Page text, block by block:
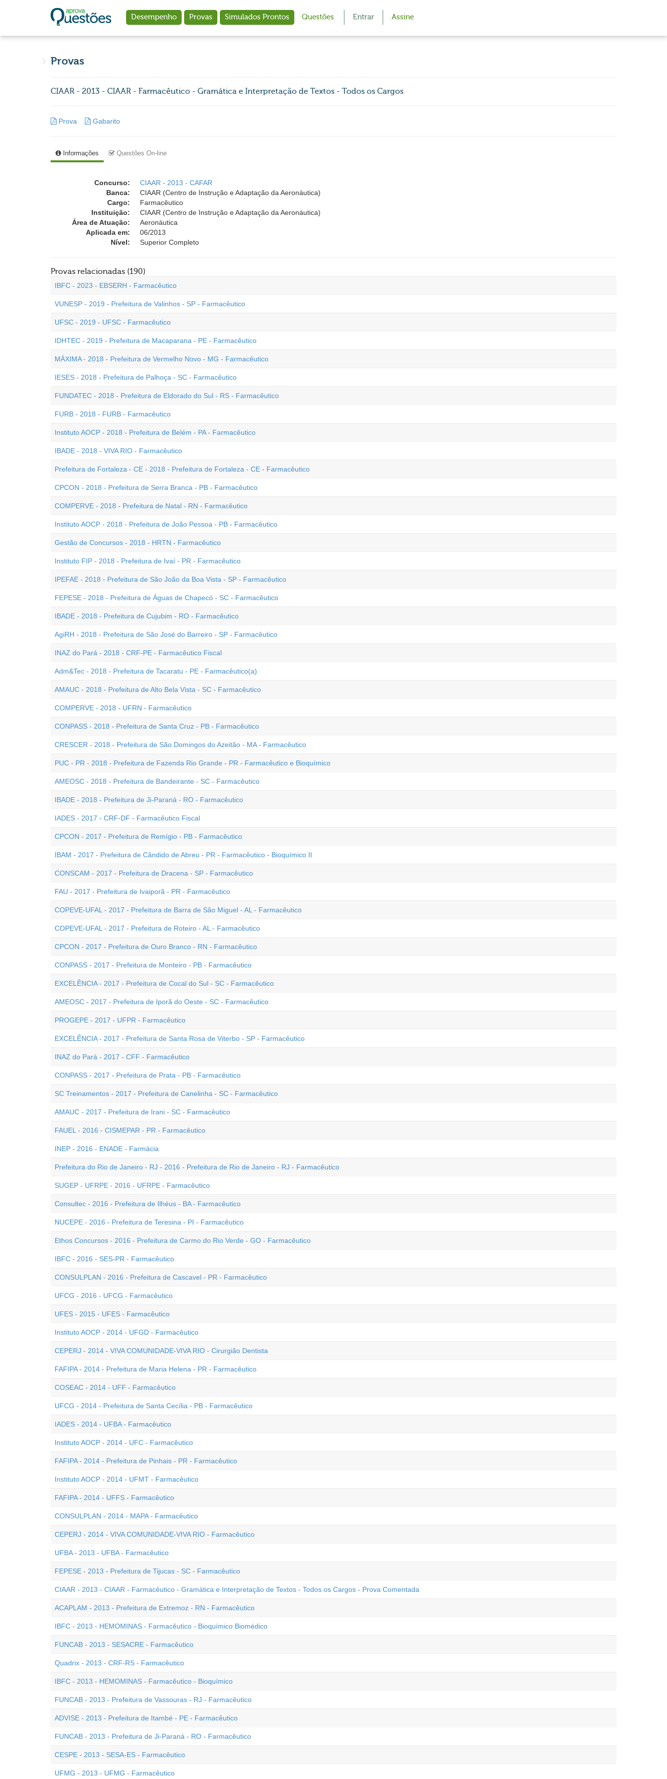
Desempenho Provas Simulados Prontos Questões Entrar Assine
Provas
CIAAR - 2013 - CIAAR - Farmacêutico - Gramática e Interpretação de Textos - Todos os Cargos
Prova Gabarito
Informações Questões On-line
Concurso:
CIAAR - 2013 - CAFAR
Banca:
CIAAR (Centro de Instrução e Adaptação da Aeronáutica)
Cargo:
Farmacêutico
Instituição:
CIAAR (Centro de Instrução e Adaptação da Aeronáutica)
Área de Atuação:
Aeronáutica
Aplicada em:
06/2013
Nível:
Superior Completo
Provas relacionadas (190)
IBFC - 2023 - EBSERH - Farmacêutico
VUNESP - 2019 - Prefeitura de Valinhos - SP - Farmacêutico
UFSC - 2019 - UFSC - Farmacêutico
IDHTEC - 2019 - Prefeitura de Macaparana - PE - Farmacêutico
MÁXIMA - 2018 - Prefeitura de Vermelho Novo - MG - Farmacêutico
IESES - 2018 - Prefeitura de Palhoça - SC - Farmacêutico
FUNDATEC - 2018 - Prefeitura de Eldorado do Sul - RS - Farmacêutico
FURB - 2018 - FURB - Farmacêutico
Instituto AOCP - 2018 - Prefeitura de Belém - PA - Farmacêutico
IBADE - 2018 - VIVA RIO - Farmacêutico
Prefeitura de Fortaleza - CE - 2018 - Prefeitura de Fortaleza - CE - Farmacêutico
CPCON - 2018 - Prefeitura de Serra Branca - PB - Farmacêutico
COMPERVE - 2018 - Prefeitura de Natal - RN - Farmacêutico
Instituto AOCP - 2018 - Prefeitura de João Pessoa - PB - Farmacêutico
Gestão de Concursos - 2018 - HRTN - Farmacêutico
Instituto FIP - 2018 - Prefeitura de Ivaí - PR - Farmacêutico
IPEFAE - 2018 - Prefeitura de São João da Boa Vista - SP - Farmacêutico
FEPESE - 2018 - Prefeitura de Águas de Chapecó - SC - Farmacêutico
IBADE - 2018 - Prefeitura de Cujubim - RO - Farmacêutico
AgiRH - 2018 - Prefeitura de São José do Barreiro - SP - Farmacêutico
INAZ do Pará - 2018 - CRF-PE - Farmacêutico Fiscal
Adm&Tec - 2018 - Prefeitura de Tacaratu - PE - Farmacêutico(a)
AMAUC - 2018 - Prefeitura de Alto Bela Vista - SC - Farmacêutico
COMPERVE - 2018 - UFRN - Farmacêutico
CONPASS - 2018 - Prefeitura de Santa Cruz - PB - Farmacêutico
CRESCER - 2018 - Prefeitura de São Domingos do Azeitão - MA - Farmacêutico
PUC - PR - 2018 - Prefeitura de Fazenda Rio Grande - PR - Farmacêutico e Bioquímico
AMEOSC - 2018 - Prefeitura de Bandeirante - SC - Farmacêutico
IBADE - 2018 - Prefeitura de Ji-Paraná - RO - Farmacêutico
IADES - 2017 - CRF-DF - Farmacêutico Fiscal
CPCON - 2017 - Prefeitura de Remígio - PB - Farmacêutico
IBAM - 2017 - Prefeitura de Cândido de Abreu - PR - Farmacêutico - Bioquímico II
CONSCAM - 2017 - Prefeitura de Dracena - SP - Farmacêutico
FAU - 2017 - Prefeitura de Ivaiporã - PR - Farmacêutico
COPEVE-UFAL - 2017 - Prefeitura de Barra de São Miguel - AL - Farmacêutico
COPEVE-UFAL - 2017 - Prefeitura de Roteiro - AL - Farmacêutico
CPCON - 2017 - Prefeitura de Ouro Branco - RN - Farmacêutico
CONPASS - 2017 - Prefeitura de Monteiro - PB - Farmacêutico
EXCELÊNCIA - 2017 - Prefeitura de Cocal do Sul - SC - Farmacêutico
AMEOSC - 2017 - Prefeitura de Iporã do Oeste - SC - Farmacêutico
PROGEPE - 2017 - UFPR - Farmacêutico
EXCELÊNCIA - 2017 - Prefeitura de Santa Rosa de Viterbo - SP - Farmacêutico
INAZ do Pará - 2017 - CFF - Farmacêutico
CONPASS - 2017 - Prefeitura de Prata - PB - Farmacêutico
SC Treinamentos - 2017 - Prefeitura de Canelinha - SC - Farmacêutico
AMAUC - 2017 - Prefeitura de Irani - SC - Farmacêutico
FAUEL - 2016 - CISMEPAR - PR - Farmacêutico
INEP - 2016 - ENADE - Farmácia
Prefeitura do Rio de Janeiro - RJ - 2016 - Prefeitura de Rio de Janeiro - RJ - Farmacêutico
SUGEP - UFRPE - 2016 - UFRPE - Farmacêutico
Consultec - 2016 - Prefeitura de Ilhéus - BA - Farmacêutico
NUCEPE - 2016 - Prefeitura de Teresina - PI - Farmacêutico
Ethos Concursos - 2016 - Prefeitura de Carmo do Rio Verde - GO - Farmacêutico
IBFC - 2016 - SES-PR - Farmacêutico
CONSULPLAN - 2016 - Prefeitura de Cascavel - PR - Farmacêutico
UFCG - 2016 - UFCG - Farmacêutico
UFES - 2015 - UFES - Farmacêutico
Instituto AOCP - 2014 - UFGD - Farmacêutico
CEPERJ - 2014 - VIVA COMUNIDADE-VIVA RIO - Cirurgião Dentista
FAFIPA - 2014 - Prefeitura de Maria Helena - PR - Farmacêutico
COSEAC - 2014 - UFF - Farmacêutico
UFCG - 2014 - Prefeitura de Santa Cecília - PB - Farmacêutico
IADES - 2014 - UFBA - Farmacêutico
Instituto AOCP - 2014 - UFC - Farmacêutico
FAFIPA - 2014 - Prefeitura de Pinhais - PR - Farmacêutico
Instituto AOCP - 2014 - UFMT - Farmacêutico
FAFIPA - 2014 - UFFS - Farmacêutico
CONSULPLAN - 2014 - MAPA - Farmacêutico
CEPERJ - 2014 - VIVA COMUNIDADE-VIVA RIO - Farmacêutico
UFBA - 2013 - UFBA - Farmacêutico
FEPESE - 2013 - Prefeitura de Tijucas - SC - Farmacêutico
CIAAR - 2013 - CIAAR - Farmacêutico - Gramática e Interpretação de Textos - Todos os Cargos - Prova Comentada
ACAPLAM - 2013 - Prefeitura de Extremoz - RN - Farmacêutico
IBFC - 2013 - HEMOMINAS - Farmacêutico - Bioquímico Biomédico
FUNCAB - 2013 - SESACRE - Farmacêutico
Quadrix - 2013 - CRF-RS - Farmacêutico
IBFC - 2013 - HEMOMINAS - Farmacêutico - Bioquímico
FUNCAB - 2013 - Prefeitura de Vassouras - RJ - Farmacêutico
ADVISE - 2013 - Prefeitura de Itambé - PE - Farmacêutico
FUNCAB - 2013 - Prefeitura de Ji-Paraná - RO - Farmacêutico
CESPE - 2013 - SESA-ES - Farmacêutico
UFMG - 2013 - UFMG - Farmacêutico